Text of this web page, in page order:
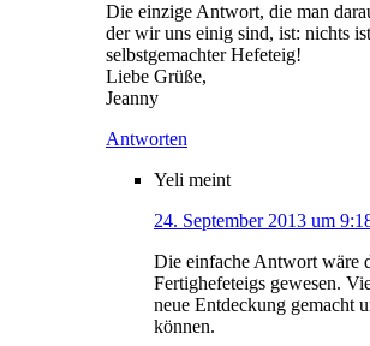
Die einzige Antwort, die man
der wir uns einig sind, ist: nichts
selbstgemachter Hefeteig!
Liebe Grüße,
Jeanny
Antworten
Yeli meint
24. September 2013 um
Die einfache Antwort wäre
Fertighefeteigs gewesen.
neue Entdeckung gemacht
können.